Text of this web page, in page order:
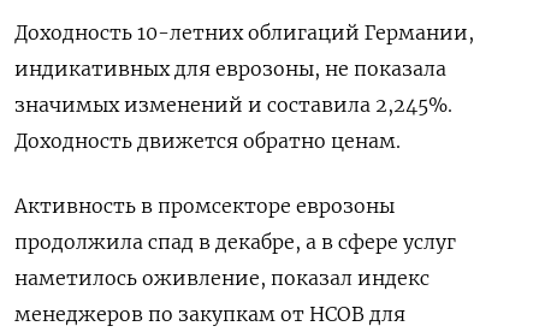
Доходность 10-летних облигаций Германии,
индикативных для еврозоны, не показала
значимых изменений и составила 2,245%.
Доходность движется обратно ценам.
Активность в промсекторе еврозоны
продолжила спад в декабре, а в сфере услуг
наметилось оживление, показал индекс
менеджеров по закупкам от HCOB для